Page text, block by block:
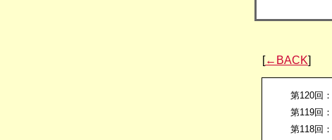
[←BACK]
第120回：
第119回：
第118回：